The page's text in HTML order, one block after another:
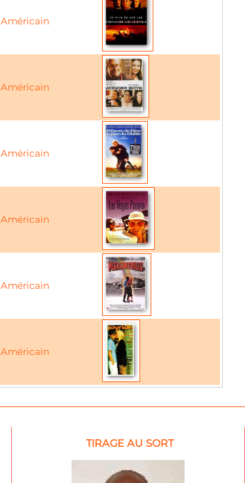
Américain
Américain
Américain
Américain
Américain
Américain
TIRAGE AU SORT